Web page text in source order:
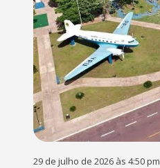
29 de julho de 2026 às 4:50 pm